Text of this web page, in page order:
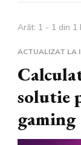
Arăt: 1 - 1 din 1
ACTUALIZAT LA
solutie
gaming